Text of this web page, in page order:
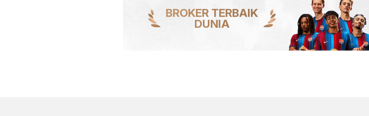
BROKER TERBAIK
DUNIA